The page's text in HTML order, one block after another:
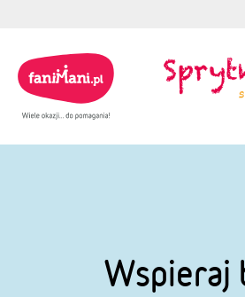
Wspieraj